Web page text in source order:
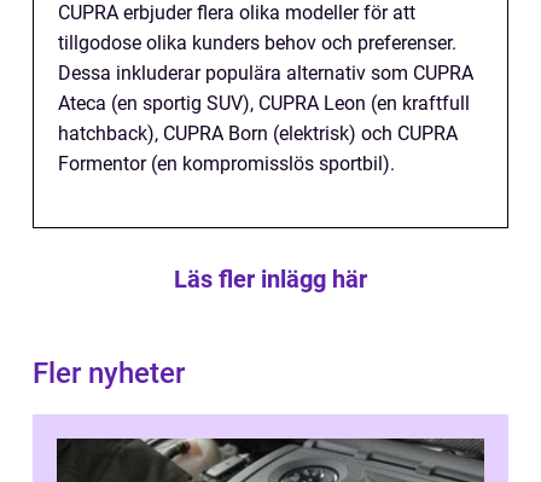
CUPRA erbjuder flera olika modeller för att
tillgodose olika kunders behov och preferenser.
Dessa inkluderar populära alternativ som CUPRA
Ateca (en sportig SUV), CUPRA Leon (en kraftfull
hatchback), CUPRA Born (elektrisk) och CUPRA
Formentor (en kompromisslös sportbil).
Läs fler inlägg här
Fler nyheter